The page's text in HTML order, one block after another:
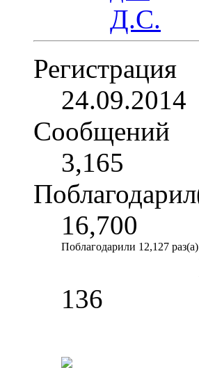
Регистрация
24.09.2014
Сообщений
3,165
16,700
Поблагодарили 12,127 раз(а)
136